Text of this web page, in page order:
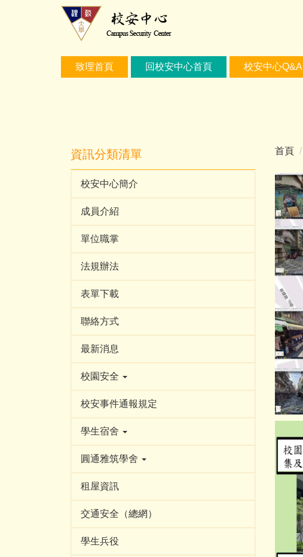
致理首頁 回校安中心首頁 校安中心Q&A
資訊分類清單
校安中心簡介
成員介紹
單位職掌
法規辦法
表單下載
聯絡方式
最新消息
校園安全
校安事件通報規定
學生宿舍
圓通雅筑學舍
租屋資訊
交通安全（總網）
學生兵役
首頁